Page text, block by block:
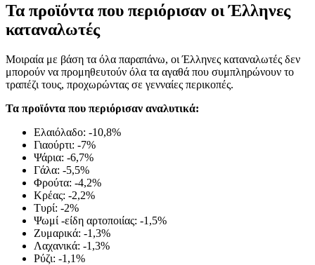
Τα προϊόντα που περιόρισαν οι Έλληνες
καταναλωτές
Μοιραία με βάση τα όλα παραπάνω, οι Έλληνες καταναλωτές δεν
μπορούν να προμηθευτούν όλα τα αγαθά που συμπληρώνουν το
τραπέζι τους, προχωρώντας σε γενναίες περικοπές.
Τα προϊόντα που περιόρισαν αναλυτικά:
Ελαιόλαδο: -10,8%
Γιαούρτι: -7%
Ψάρια: -6,7%
Γάλα: -5,5%
Φρούτα: -4,2%
Κρέας: -2,2%
Τυρί: -2%
Ψωμί -είδη αρτοποιίας: -1,5%
Ζυμαρικά: -1,3%
Λαχανικά: -1,3%
Ρύζι: -1,1%